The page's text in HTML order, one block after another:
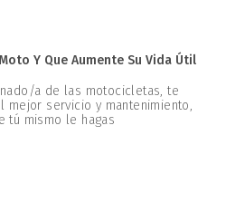
Y Que Aumente Su Vida Útil
a de las motocicletas, te
servicio y mantenimiento,
tú mismo le hagas